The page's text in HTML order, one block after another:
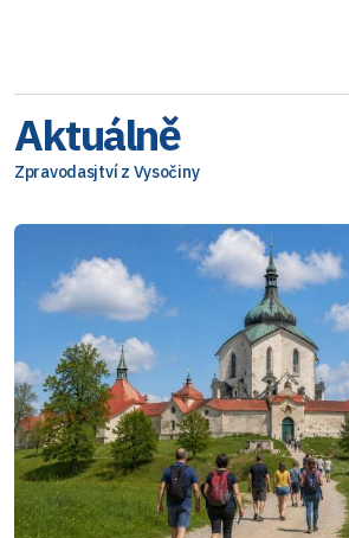
Aktuálně
Zpravodasjtví z Vysočiny